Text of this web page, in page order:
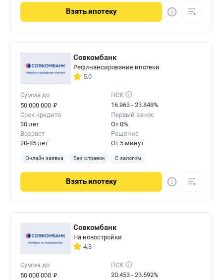
Взятьипотеку
Совкомбанк
Рефинансирование ипотеки
5.0
Сумма до
50 000 000 ₽
ПСК
16.963 - 23.848%
Срок кредита
30 лет
Первый взнос
От 0%
Возраст
20-85 лет
Решение
От 5 минут
Онлайн заявка Без справок С залогом
Взятьипотеку
Совкомбанк
На новостройки
4.8
Сумма до
50 000 000 ₽
ПСК
20.453 - 23.592%